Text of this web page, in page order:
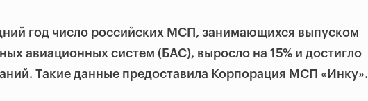
год число российских МСП, занимающихся выпуском
авиационных систем (БАС), выросло на 15% и достигло
Такие данные предоставила Корпорация МСП «Инку».